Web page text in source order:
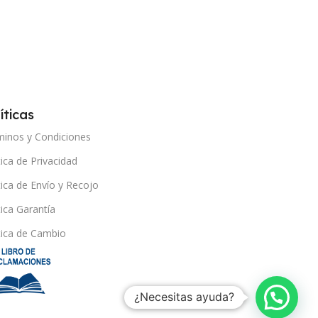
y Condiciones
de Privacidad
de Envío y Recojo
Garantía
de Cambio
¿Necesitas ayuda?